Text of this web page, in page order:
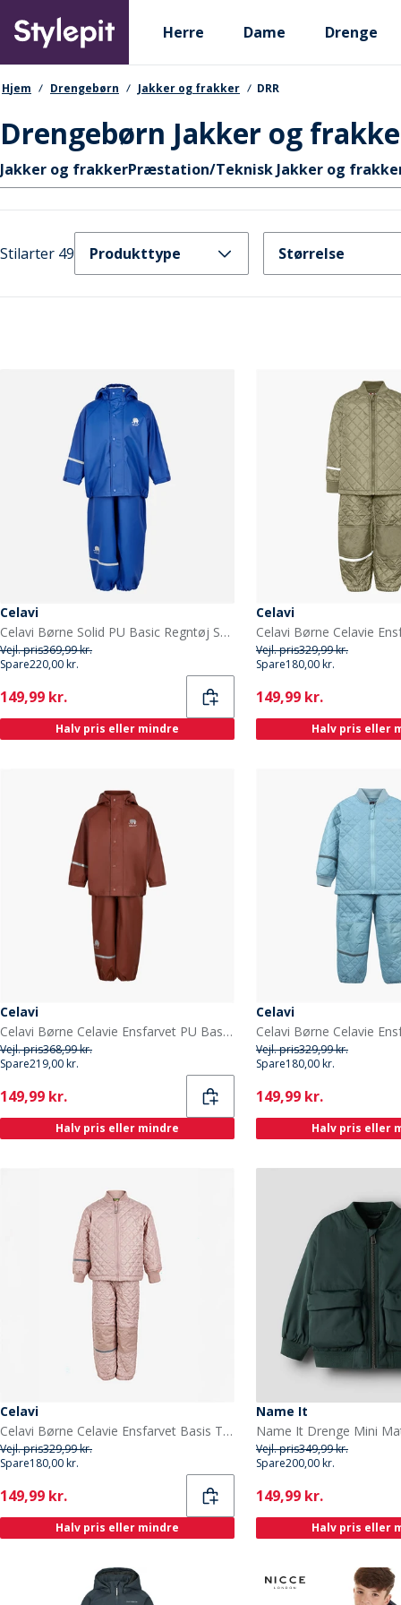
main
content
Primary departments
Herre Dame Drenge
navigationssti
Hjem Drengebørn Jakker og frakker DRR
Drengebørn Jakker og
Hurtige links
Jakker og frakkerPræstation/Teknisk Jakker og
Stilarter 49 Produkttype Størrelse
Celavi
Celavi Børne Solid PU Basic Regntøj Sæt Havblå Oceanblue
Vejl. pris369,99 kr.
Spare220,00 kr.
Current
149,99 kr.
Halv pris eller mindre
Celavi
Vejl. pris329,99 kr.
Spare180,00 kr.
Current
149,99 kr.
Halv pris eller
Celavi
Celavi Børne Celavie Ensfarvet PU Basis Regntøjs Sæt Tortoise Shell
Vejl. pris368,99 kr.
Spare219,00 kr.
Current
149,99 kr.
Halv pris eller mindre
Celavi
Vejl. pris329,99 kr.
Spare180,00 kr.
Current
149,99 kr.
Halv pris eller
Celavi
Celavi Børne Celavie Ensfarvet Basis Termosæt Misty Rose
Vejl. pris329,99 kr.
Spare180,00 kr.
Current
149,99 kr.
Halv pris eller mindre
Name It
Vejl. pris349,99 kr.
Spare200,00 kr.
Current
149,99 kr.
Halv pris eller